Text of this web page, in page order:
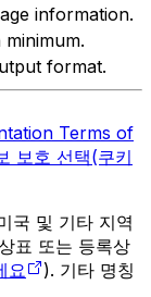
information.
minimum.
format.
Terms of
보호 선택(쿠키
국 및 기타 지역
표 또는 등록상
요
). 기타 명칭